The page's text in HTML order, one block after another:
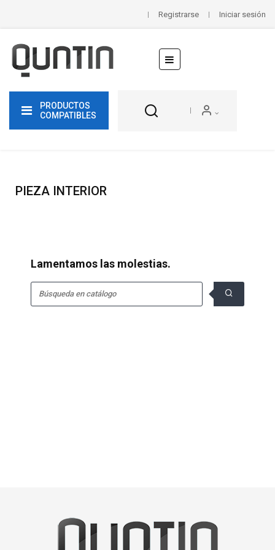
Registrarse Iniciar sesión
Navegación
de
☰
PRODUCTOS
COMPATIBLES
PIEZA INTERIOR
Lamentamos las molestias.